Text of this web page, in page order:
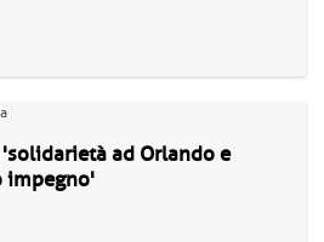
ad Orlando e
impegno'